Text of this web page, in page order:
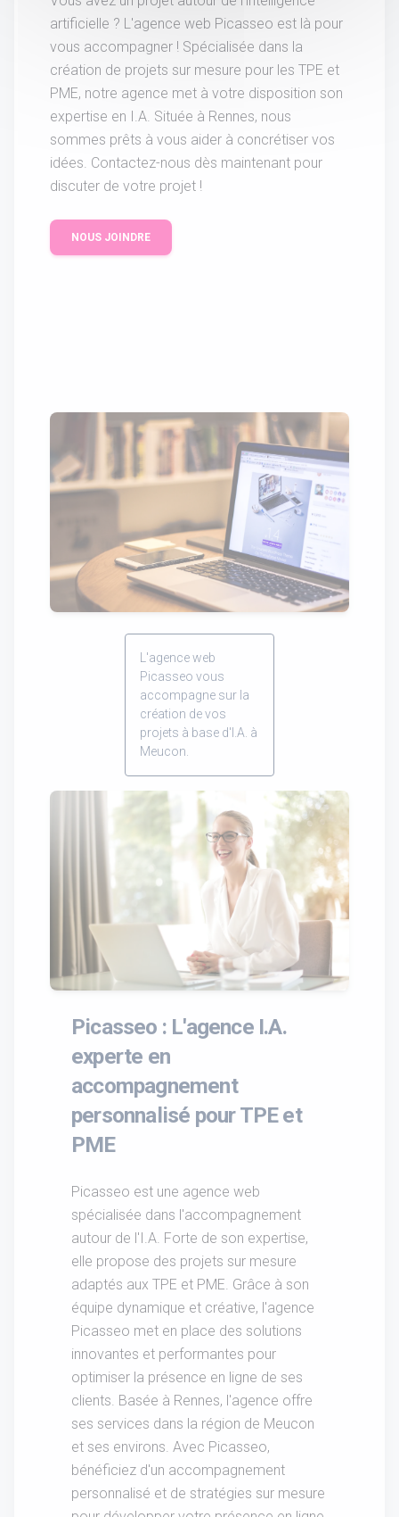
artificielle ? L'agence web Picasseo est là pour
vous accompagner ! Spécialisée dans la
création de projets sur mesure pour les TPE et
PME, notre agence met à votre disposition son
expertise en I.A. Située à Rennes, nous
sommes prêts à vous aider à concrétiser vos
idées. Contactez-nous dès maintenant pour
discuter de votre projet !
NOUS JOINDRE
L'agence web
Picasseo vous
accompagne sur la
création de vos
projets à base d'I.A. à
Meucon.
Picasseo : L'agence I.A.
experte en
accompagnement
personnalisé pour TPE et
PME
Picasseo est une agence web
spécialisée dans l'accompagnement
autour de l'I.A. Forte de son expertise,
elle propose des projets sur mesure
adaptés aux TPE et PME. Grâce à son
équipe dynamique et créative, l'agence
Picasseo met en place des solutions
innovantes et performantes pour
optimiser la présence en ligne de ses
clients. Basée à Rennes, l'agence offre
ses services dans la région de Meucon
et ses environs. Avec Picasseo,
bénéficiez d'un accompagnement
personnalisé et de stratégies sur mesure